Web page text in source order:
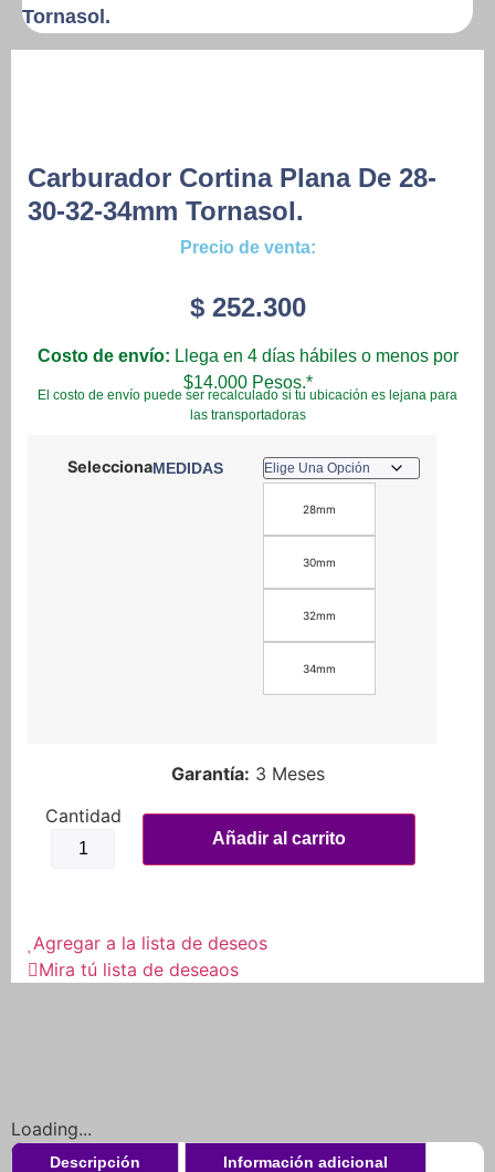
Tornasol.
Carburador Cortina Plana De 28-
30-32-34mm Tornasol.
Precio de venta:
$252.300
Costo de envío: Llega en 4 días hábiles o menos por
$14.000 Pesos.*
El costo de envío puede ser recalculado si tu ubicación es lejana para
las transportadoras
MEDIDAS
28mm
30mm
32mm
34mm
Garantía: 3 Meses
Carburador
Cortina
De
34mm
Tornasol.
cantidad
Añadir al carrito
Agregar a la lista de deseos
Mira tú lista de deseaos
Loading...
Descripción Información adicional